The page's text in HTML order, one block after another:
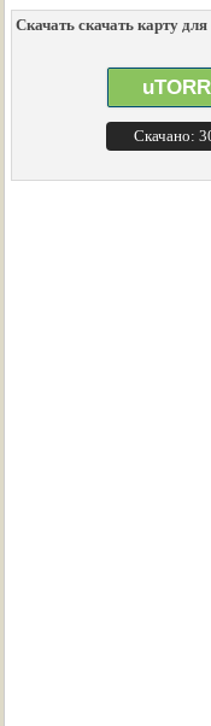
Скачать скачать карту
Скачано: